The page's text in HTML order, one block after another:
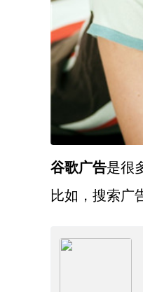
谷歌广告是很
比如，搜索广